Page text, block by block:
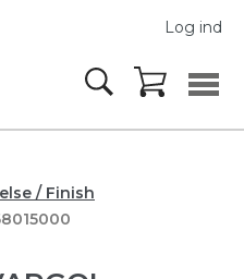
Log ind
/ Finish